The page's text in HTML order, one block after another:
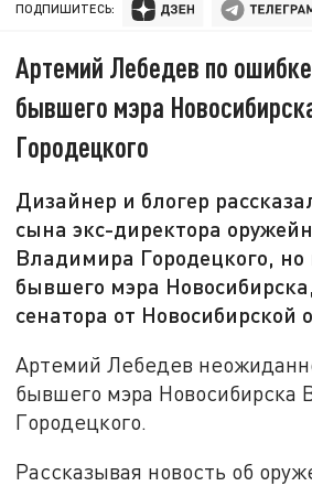
ПОДПИШИТЕСЬ:
Артемий Лебедев по
бывшего мэра
Городецкого
Дизайнер и блогер
сына экс-директора
Владимира Городецкого, но
бывшего мэра
сенатора от Новосибирской
Артемий Лебедев
бывшего мэра Новосибирска
Городецкого.
Рассказывая новость об